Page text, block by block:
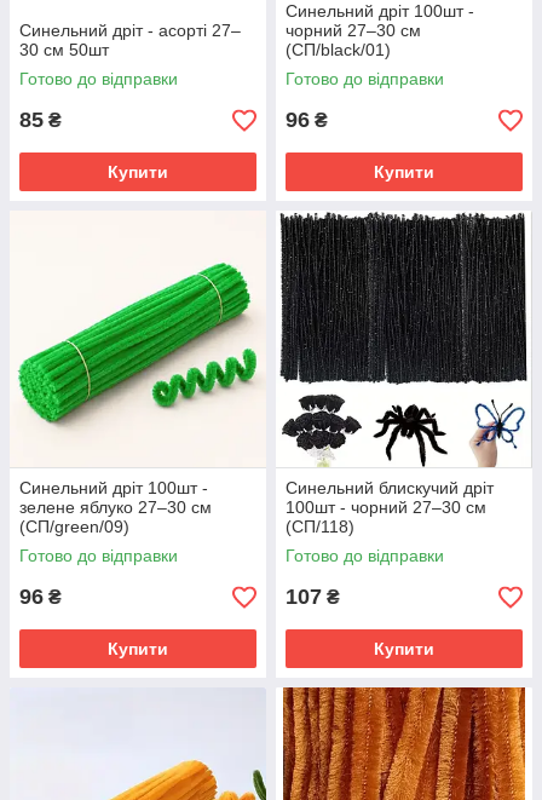
Синельний дріт - асорті 27–
30 см 50шт
Готово до відправки
85 ₴
Купити
Синельний дріт 100шт -
чорний 27–30 см
(СП/black/01)
Готово до відправки
96 ₴
Купити
Синельний дріт 100шт -
зелене яблуко 27–30 см
(СП/green/09)
Готово до відправки
96 ₴
Купити
Синельний блискучий дріт
100шт - чорний 27–30 см
(СП/118)
Готово до відправки
107 ₴
Купити